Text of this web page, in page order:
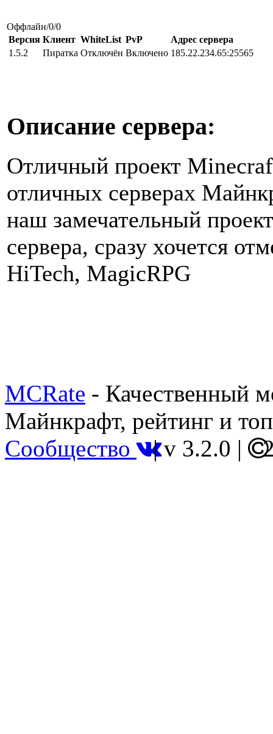
Оффлайн/0/0
Версия Клиент WhiteList PvP
Адрес сервера
1.5.2
Пиратка Отключён Включено 185.22.234.65:25565
Описание сервера:
Отличный проект
отличных серверах
наш замечательный
сервера, сразу хочется
HiTech, MagicRPG
MCRate - Качественный
Майнкрафт, рейтинг и
Сообщество |v 3.2.0 |